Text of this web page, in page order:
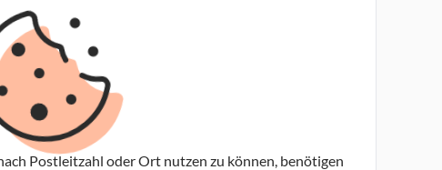
Postleitzahl oder Ort nutzen zu können, benötigen